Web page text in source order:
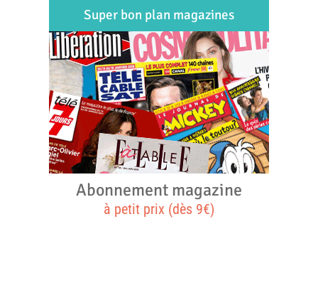
Super bon plan magazines
Abonnement magazine
à petit prix (dès 9€)